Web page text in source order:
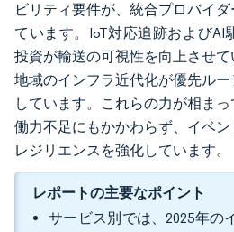
ビリティ要件が、統合プロバイ
ています。IoT対応追跡およびAI
投資が輸送の可視性を向上させ
地域のインフラ近代化が優先ル
しています。これらの力が相ま
働力不足にもかかわらず、イベ
レジリエンスを強化しています。
レポートの主要なポイント
サービス別では、2025年の